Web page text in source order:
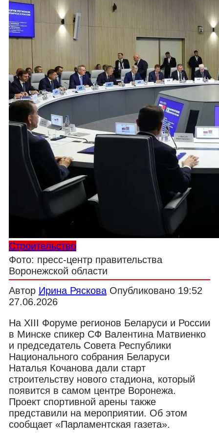
Строительство
Фото: пресс-центр правительства
Воронежской области
Автор Ирина Ряскова Опубликовано 19:52
27.06.2026
На XIII Форуме регионов Беларуси и России
в Минске спикер СФ Валентина Матвиенко
и председатель Совета Республики
Национального собрания Беларуси
Наталья Кочанова дали старт
строительству нового стадиона, который
появится в самом центре Воронежа.
Проект спортивной арены также
представили на мероприятии. Об этом
сообщает «Парламентская газета».